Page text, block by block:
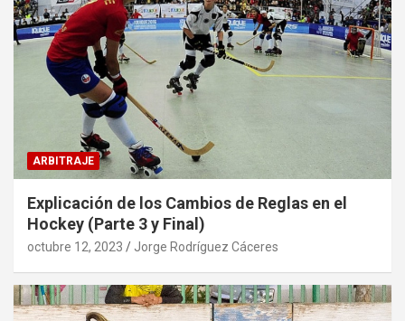
ARBITRAJE
Explicación de los Cambios de Reglas en el
Hockey (Parte 3 y Final)
octubre 12, 2023 Jorge Rodríguez Cáceres